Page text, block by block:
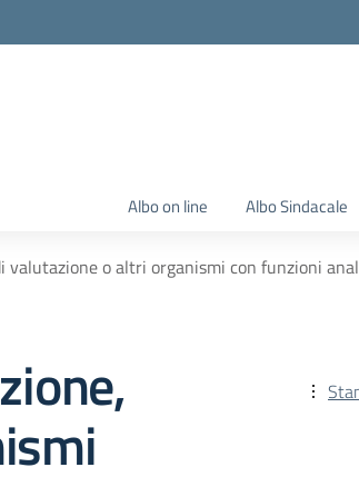
Albo on line Albo Sindacale
o altri organismi con funzioni